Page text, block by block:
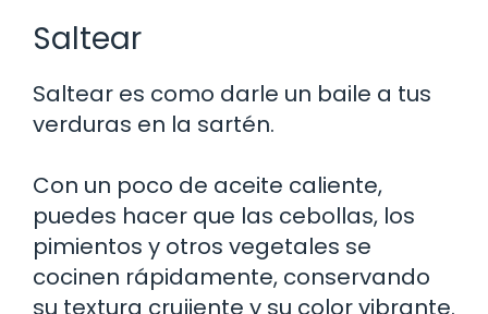
Saltear
Saltear es como darle un baile a tus
verduras en la sartén.
Con un poco de aceite caliente,
puedes hacer que las cebollas, los
pimientos y otros vegetales se
cocinen rápidamente, conservando
su textura crujiente y su color vibrante.